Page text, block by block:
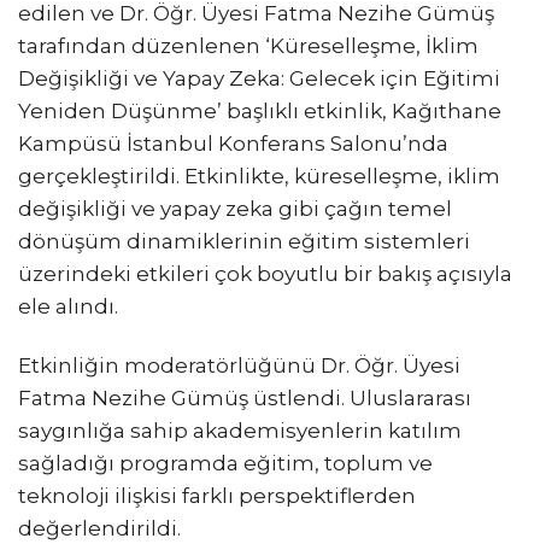
edilen ve Dr. Öğr. Üyesi Fatma Nezihe Gümüş
tarafından düzenlenen ‘Küreselleşme, İklim
Değişikliği ve Yapay Zeka: Gelecek için Eğitimi
Yeniden Düşünme’ başlıklı etkinlik, Kağıthane
Kampüsü İstanbul Konferans Salonu’nda
gerçekleştirildi. Etkinlikte, küreselleşme, iklim
değişikliği ve yapay zeka gibi çağın temel
dönüşüm dinamiklerinin eğitim sistemleri
üzerindeki etkileri çok boyutlu bir bakış açısıyla
ele alındı.
Etkinliğin moderatörlüğünü Dr. Öğr. Üyesi
Fatma Nezihe Gümüş üstlendi. Uluslararası
saygınlığa sahip akademisyenlerin katılım
sağladığı programda eğitim, toplum ve
teknoloji ilişkisi farklı perspektiflerden
değerlendirildi.